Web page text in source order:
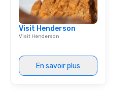
Visit Henderson
Visit Henderson
En savoir plus